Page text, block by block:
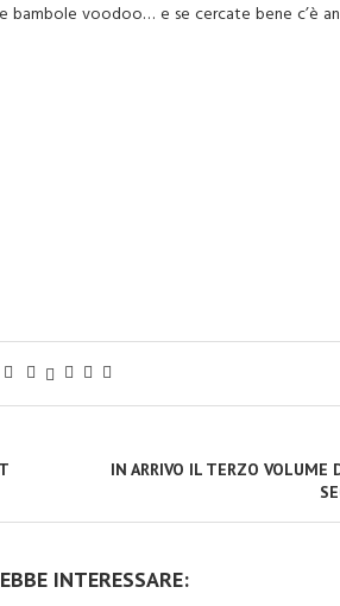
voodoo… e se cercate bene c’è
IN ARRIVO IL TERZO VOLUME
INTERESSARE: